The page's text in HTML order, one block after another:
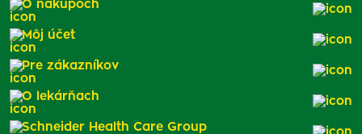
O nákupoch
Môj účet
Pre zákazníkov
O lekárňach
Schneider Health Care Group